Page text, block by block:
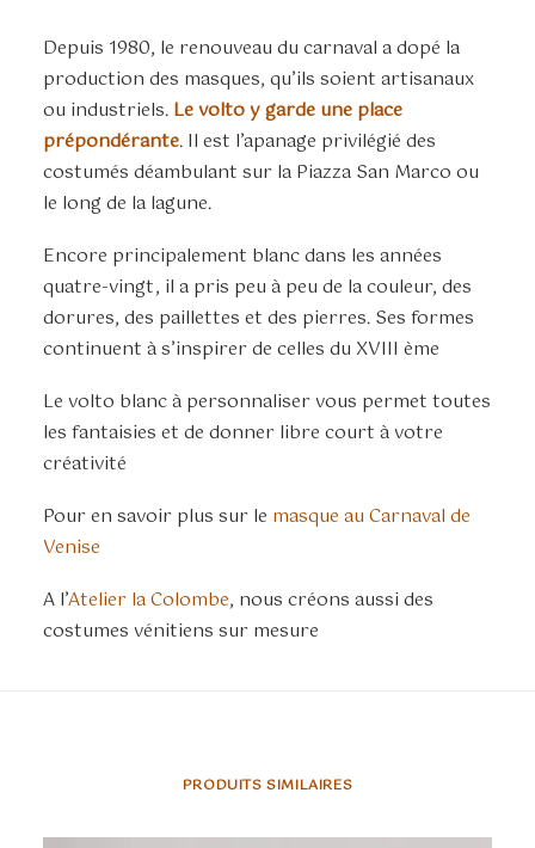
Depuis 1980, le renouveau du carnaval a dopé la
production des masques, qu’ils soient artisanaux
ou industriels. Le volto y garde une place
prépondérante. Il est l’apanage privilégié des
costumés déambulant sur la Piazza San Marco ou
le long de la lagune.
Encore principalement blanc dans les années
quatre-vingt, il a pris peu à peu de la couleur, des
dorures, des paillettes et des pierres. Ses formes
continuent à s’inspirer de celles du XVIII ème
Le volto blanc à personnaliser vous permet toutes
les fantaisies et de donner libre court à votre
créativité
Pour en savoir plus sur le masque au Carnaval de
Venise
A l’Atelier la Colombe, nous créons aussi des
costumes vénitiens sur mesure
PRODUITS SIMILAIRES